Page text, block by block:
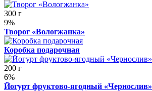
300 г
9%
Творог «Вологжанка»
Коробка подарочная
200 г
6%
Йогурт фруктово-ягодный «Чернослив»